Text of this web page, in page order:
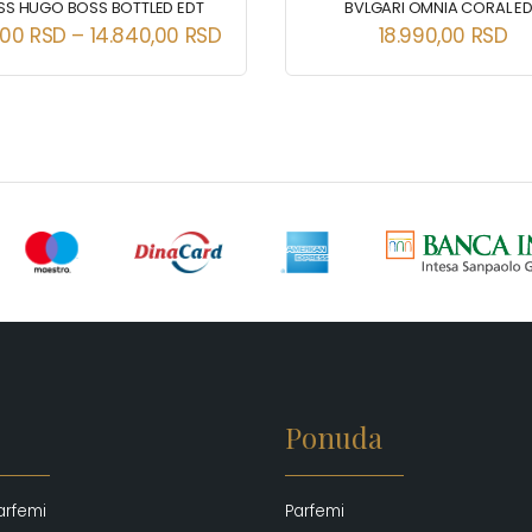
HUGO BOSS BOTTLED EDT
RSD – 14.840,00 RSD
BVLGARI OMNIA CORAL
18.990,00 RSD
Ponuda
Parfemi